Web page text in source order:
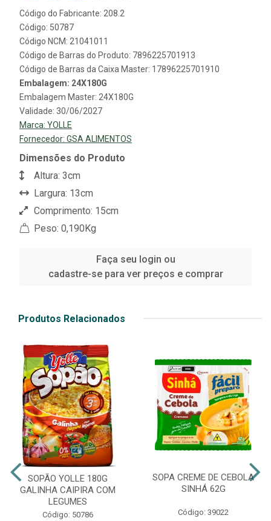
Código do Fabricante: 208.2
Código: 50787
Código NCM: 21041011
Código de Barras do Produto: 7896225701913
Código de Barras da Caixa Master: 17896225701910
Embalagem: 24X180G
Embalagem Master: 24X180G
Validade: 30/06/2027
Marca: YOLLE
Fornecedor: GSA ALIMENTOS
Dimensões do Produto
Altura: 3cm
Largura: 13cm
Comprimento: 15cm
Peso: 0,190Kg
Faça seu login ou
cadastre-se para ver preços e comprar
Produtos Relacionados
SOPÃO YOLLE 180G
GALINHA CAIPIRA COM
LEGUMES
Código: 50786
SOPA CREME DE CEBOLA
SINHÁ 62G
Código: 39022